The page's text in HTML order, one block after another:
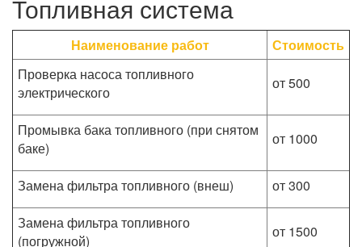
Топливная система
Наименование работ
Стоимость
Проверка насоса топливного
электрического
от 500
Промывка бака топливного (при снятом
баке)
от 1000
Замена фильтра топливного (внеш)
от 300
Замена фильтра топливного
(погружной)
от 1500